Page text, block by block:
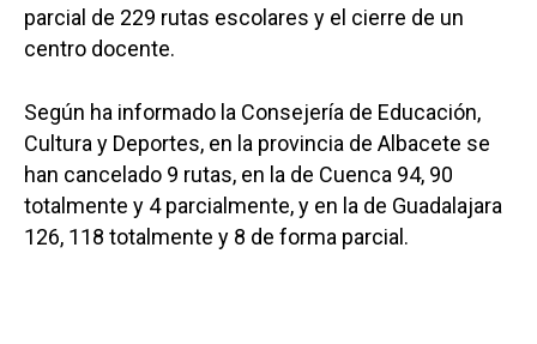
parcial de 229 rutas escolares y el cierre de un
centro docente.
Según ha informado la Consejería de Educación,
Cultura y Deportes, en la provincia de Albacete se
han cancelado 9 rutas, en la de Cuenca 94, 90
totalmente y 4 parcialmente, y en la de Guadalajara
126, 118 totalmente y 8 de forma parcial.